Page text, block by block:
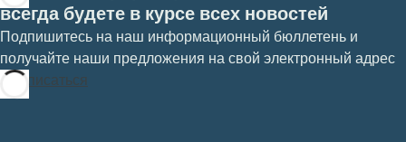
всегда будете в курсе всех новостей
Подпишитесь на наш информационный бюллетень и
получайте наши предложения на свой электронный адрес
Подписаться